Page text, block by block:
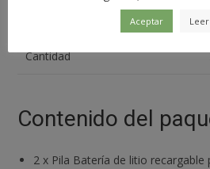
Temperatura de funcionamiento
Cantidad
Contenido del
2 x Pila Batería de litio recargable
Aceptar